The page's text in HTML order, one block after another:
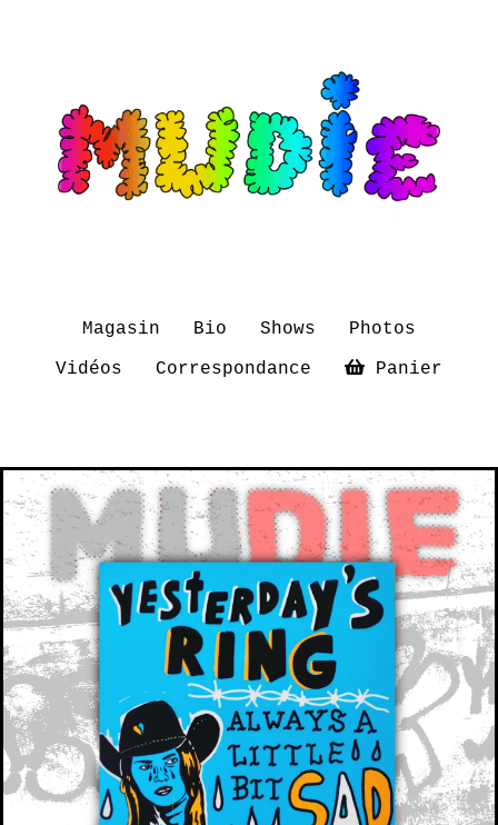
Magasin Bio Shows
Photos
Vidéos
Correspondance Panier